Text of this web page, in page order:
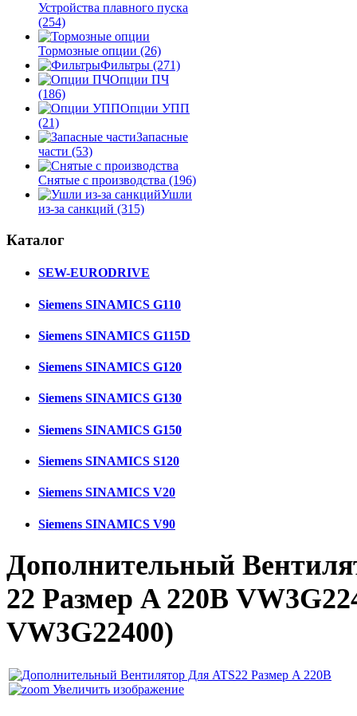
Устройства плавного пуска
(254)
Тормозные опции (26)
Фильтры (271)
Опции ПЧ
(186)
Опции УПП
(21)
Запасные
части (53)
Снятые с производства (196)
Ушли
из-за санкций (315)
Каталог
SEW-EURODRIVE
Siemens SINAMICS G110
Siemens SINAMICS G115D
Siemens SINAMICS G120
Siemens SINAMICS G130
Siemens SINAMICS G150
Siemens SINAMICS S120
Siemens SINAMICS V20
Siemens SINAMICS V90
Дополнительный
22 Размер A 220В
VW3G22400)
Увеличить изображение